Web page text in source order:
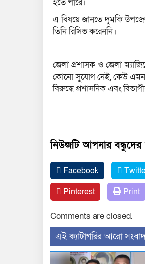
হতে পারে।
এ বিষয়ে জানতে দুমকি
তিনি রিসিভ করেননি।
জেলা প্রশাসক ও জেলা
কোনো সুযোগ নেই, কেউ এমন
বিরুদ্ধে প্রশাসনিক এবং
নিউজটি আপনার
Facebook
Pinterest
Print
Comments are closed.
‍এই ক্যাটাগরির ‍আরো সংবাদ